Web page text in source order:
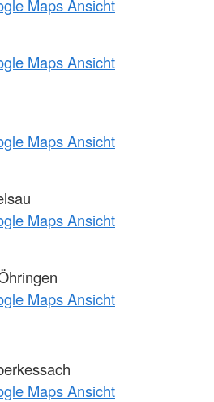
Maps Ansicht
Maps Ansicht
Maps Ansicht
Maps Ansicht
Maps Ansicht
Maps Ansicht